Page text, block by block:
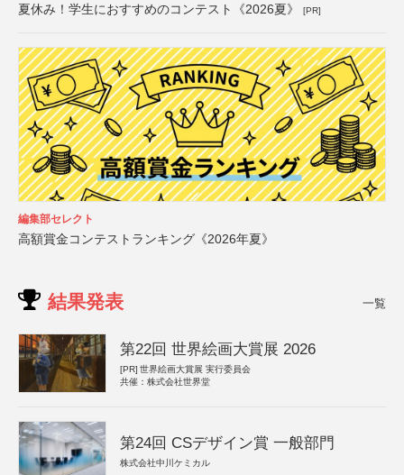
夏休み！学生におすすめのコンテスト《2026夏》 [PR]
編集部セレクト
高額賞金コンテストランキング《2026年夏》
結果発表 一覧
第22回 世界絵画大賞展 2026
[PR] 世界絵画大賞展 実行委員会
共催：株式会社世界堂
第24回 CSデザイン賞 一般部門
株式会社中川ケミカル